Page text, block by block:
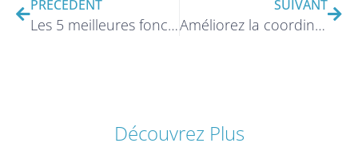
PRÉCÉDENT
Les 5 meilleures fonctionnalités d’une application d’événement pour améliorer l’expérience des participants
SUIVANT
Améliorez la coordination des sessions et fluidifiez l’expérience des participants grâce à une application événementielle
Découvrez Plus